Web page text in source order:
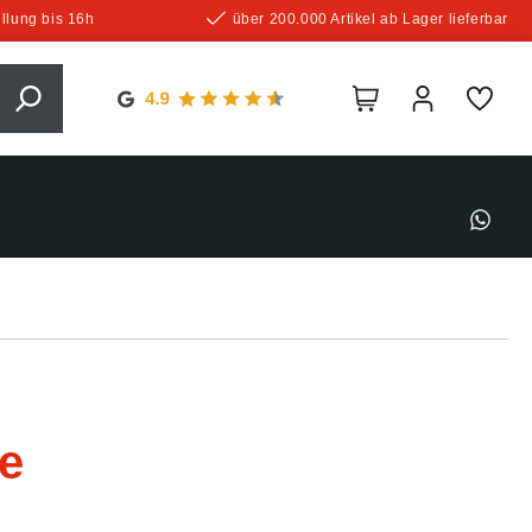
bis 16h über 200.000 Artikel ab Lager lieferbar